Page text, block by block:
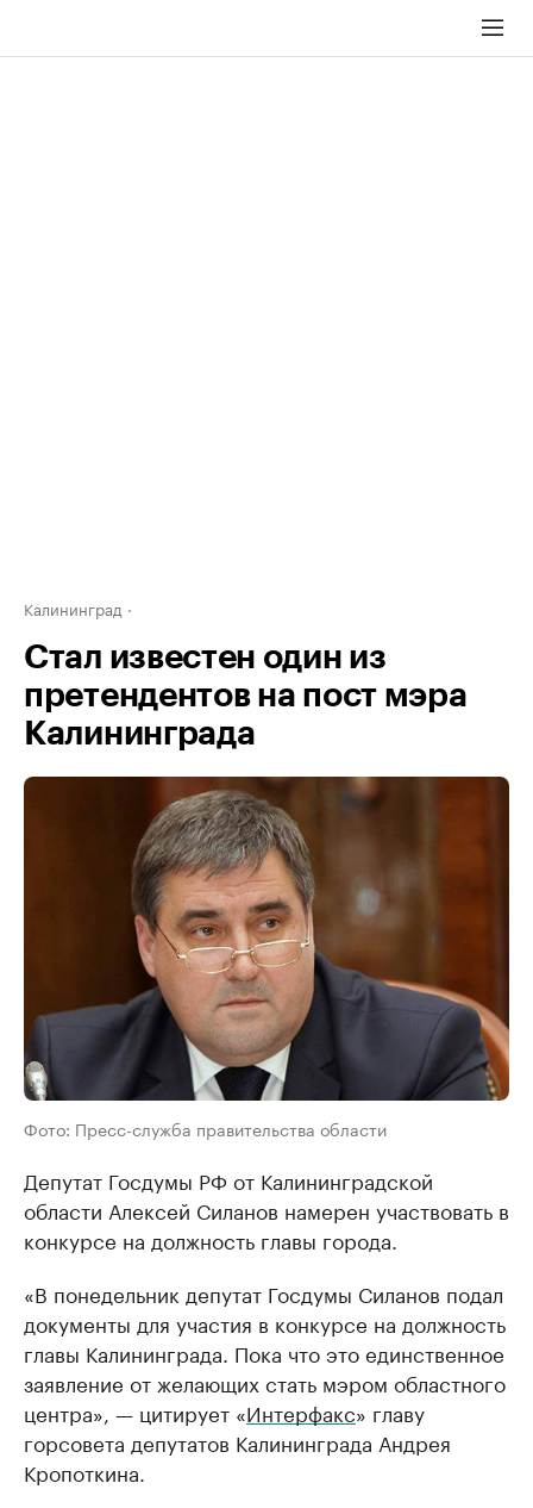
Калининград
Стал известен один из
претендентов на пост мэра
Калининграда
Фото: Пресс-служба правительства области
Депутат Госдумы РФ от Калининградской
области Алексей Силанов намерен участвовать в
конкурсе на должность главы города.
«В понедельник депутат Госдумы Силанов подал
документы для участия в конкурсе на должность
главы Калининграда. Пока что это единственное
заявление от желающих стать мэром областного
центра», — цитирует «Интерфакс» главу
горсовета депутатов Калининграда Андрея
Кропоткина.